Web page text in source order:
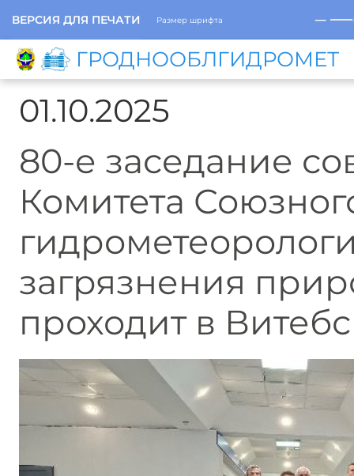
ВЕРСИЯ ДЛЯ ПЕЧАТИ Размер шрифта ─
ГРОДНООБЛГИДРОМЕТ
01.10.2025
80-е заседание
Комитета
загрязнения
проходит в